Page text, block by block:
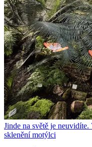
Jinde na světě je
sklenění motýlci